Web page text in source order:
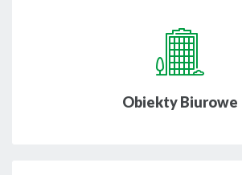
Obiekty Biurowe